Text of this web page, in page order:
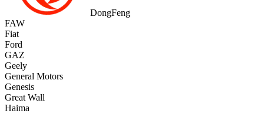
DongFeng
FAW
Fiat
Ford
GAZ
Geely
General Motors
Genesis
Great Wall
Haima